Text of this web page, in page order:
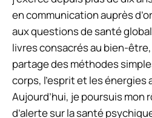
en communication auprès
aux questions de santé
livres consacrés au bien-
partage des méthodes
corps, l’esprit et les énergies
Aujourd’hui, je poursuis mon
d’alerte sur la santé